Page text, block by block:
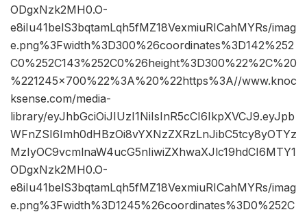
ODgxNzk2MH0.O-
e8iIu41belS3bqtamLqh5fMZ18VexmiuRICahMYRs/imag
e.png%3Fwidth%3D300%26coordinates%3D142%252
C0%252C143%252C0%26height%3D300%22%2C%20
%221245×700%22%3A%20%22https%3A//www.knoc
ksense.com/media-
library/eyJhbGciOiJIUzI1NiIsInR5cCI6IkpXVCJ9.eyJpb
WFnZSI6Imh0dHBzOi8vYXNzZXRzLnJibC5tcy8yOTYz
MzIyOC9vcmlnaW4ucG5nIiwiZXhwaXJlc19hdCI6MTY1
ODgxNzk2MH0.O-
e8iIu41belS3bqtamLqh5fMZ18VexmiuRICahMYRs/imag
e.png%3Fwidth%3D1245%26coordinates%3D0%252C